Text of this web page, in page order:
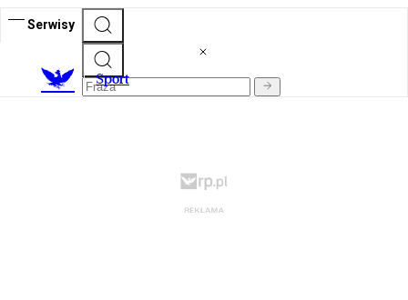
Serwisy
Sport